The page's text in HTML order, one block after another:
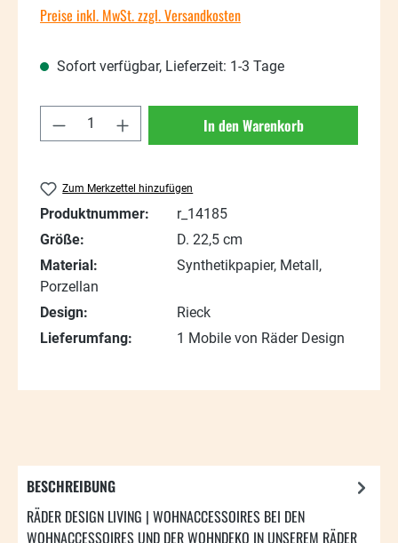
Preise inkl. MwSt. zzgl. Versandkosten
Sofort verfügbar, Lieferzeit: 1-3 Tage
Produkt Anzahl: Gib den gewünschten
In den Warenkorb
Zum Merkzettel hinzufügen
Produktnummer:
r_14185
Größe:
D. 22,5 cm
Material:
Synthetikpapier, Metall,
Porzellan
Design:
Rieck
Lieferumfang:
1 Mobile von Räder Design
BESCHREIBUNG
RÄDER DESIGN LIVING | WOHNACCESSOIRES BEI DEN
WOHNACCESSOIRES UND DER WOHNDEKO IN UNSEREM RÄDER